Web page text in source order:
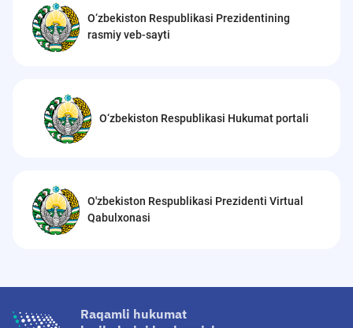
O‘zbekiston Respublikasi Prezidentining
rasmiy veb-sayti
O‘zbekiston Respublikasi Hukumat portali
O'zbekiston Respublikasi Prezidenti Virtual
Qabulxonasi
Raqamli hukumat